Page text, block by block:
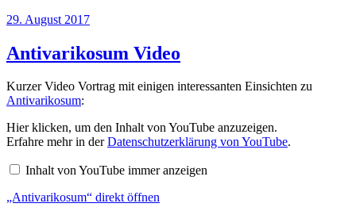
Veröffentlicht
29. August 2017
Antivarikosum Video
Kurzer Video Vortrag mit einigen interessanten Einsichten zu
Antivarikosum:
„Antivarikosum“
von
YouTube
anzeigen
Hier klicken, um den Inhalt von YouTube anzuzeigen.
Erfahre mehr in derDatenschutzerklärung von YouTube.
Inhalt von YouTube immer anzeigen
„Antivarikosum“ direkt öffnen